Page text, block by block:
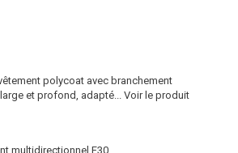
polycoat avec branchement
et profond, adapté... Voir le produit
multidirectionnel F30